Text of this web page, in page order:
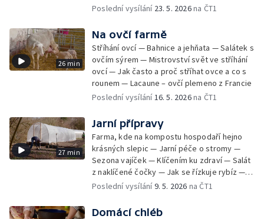
Poslední vysílání 23. 5. 2026na ČT1
26 min
Na ovčí farmě
Stříhání ovcí — Bahnice a jehňata — Salátek s
ovčím sýrem — Mistrovství svět ve stříhání
ovcí — Jak často a proč stříhat ovce a co s
rounem — Lacaune – ovčí plemeno z Francie
Poslední vysílání 16. 5. 2026na ČT1
27 min
Jarní přípravy
Farma, kde na kompostu hospodaří hejno
krásných slepic — Jarní péče o stromy —
Sezona vajíček — Klíčením ku zdraví — Salát
z naklíčené čočky — Jak se řízkuje rybíz —
Polévka z ječných krup
Poslední vysílání9. 5. 2026 na ČT1
Domácí chléb